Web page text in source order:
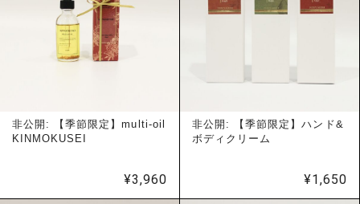
非公開: 【季節限定】multi-oil
KINMOKUSEI
¥3,960
非公開: 【季節限定】ハンド&
ボディクリーム
¥1,650